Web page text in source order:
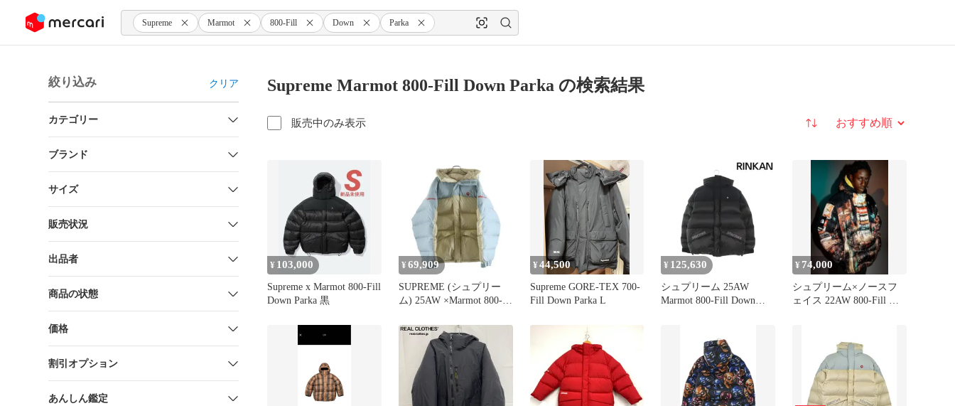
ツにスキップ Supreme Marmot 800-Fill Down Parka
絞り込み クリア
カテゴリー
ブランド
サイズ
販売状況
出品者
商品の状態
価格
割引オプション
あんしん鑑定
Supreme Marmot 800-Fill Down Parka の検索結果
販売中のみ表示 並び替え
¥ 103,000
Supreme x Marmot 800-Fill
Down Parka 黒
¥ 69,909
SUPREME (シュプリー
ム) 25AW ×Marmot 800-
モット 800フィル ジップ
アップ フーディ ダウン
ジャケット ベージュ/ブ
ルー
¥44,500
Supreme GORE-TEX 700-
Fill Down Parka L
¥ 125,630
シュプリーム 25AW
Marmot 800-Fill Down
¥ 74,000
シュプリーム×ノースフ
ェイス 22AW 800-Fill ダ